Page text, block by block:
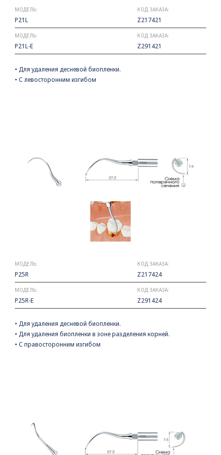
МОДЕЛЬ:
P21L
КОД ЗАКАЗА:
Z217421
МОДЕЛЬ:
P21L-E
КОД ЗАКАЗА:
Z291421
• Для удаления десневой биопленки.
• С левосторонним изгибом
МОДЕЛЬ:
P25R
КОД ЗАКАЗА:
Z217424
МОДЕЛЬ:
P25R-E
КОД ЗАКАЗА:
Z291424
• Для удаления десневой биопленки.
• Для удаления биопленки в зоне разделения корней.
• С правосторонним изгибом